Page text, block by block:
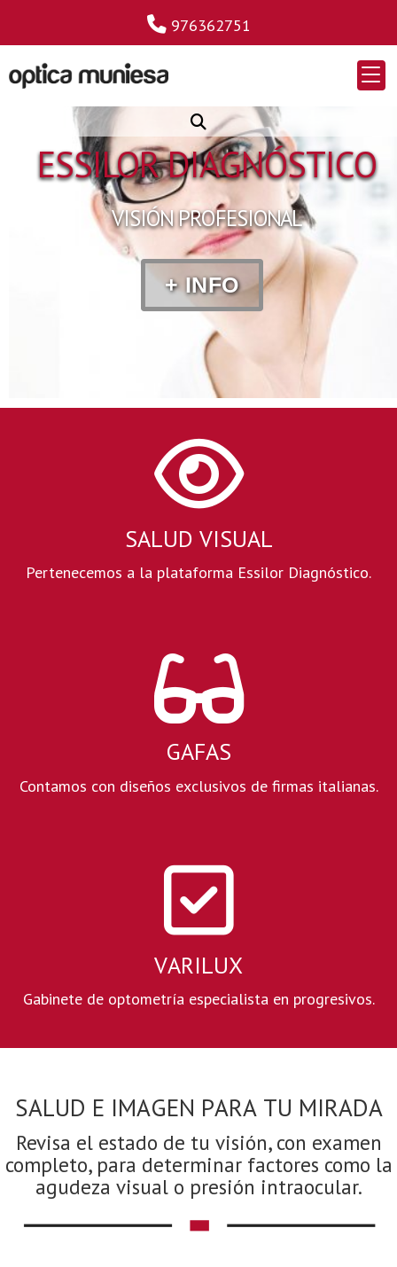
976362751
ESSILOR DIAGNÓSTICO
VISIÓN PROFESIONAL
+ INFO
Pertenecemos a la plataforma Essilor Diagnóstico.
Contamos con diseños exclusivos de firmas italianas.
Gabinete de optometría especialista en progresivos.
Revisa el estado de tu visión, con examen
completo, para determinar factores como la
agudeza visual o presión intraocular.